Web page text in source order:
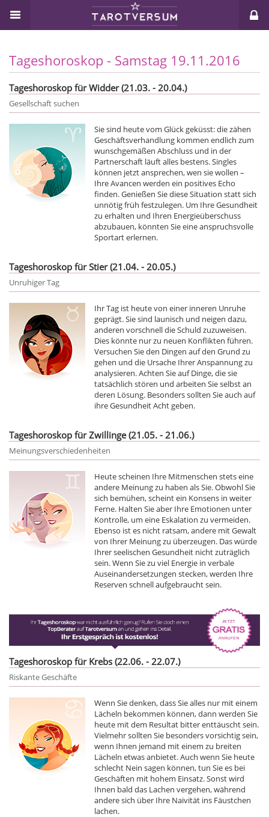
Tageshoroskop - Samstag 19.11.2016
Tageshoroskop für Widder (21.03. - 20.04.)
Gesellschaft suchen
Sie sind heute vom Glück geküsst: die zähen
Geschäftsverhandlung kommen endlich zum
wunschgemäßen Abschluss und in der
Partnerschaft läuft alles bestens. Singles
können jetzt ansprechen, wen sie wollen –
Ihre Avancen werden ein positives Echo
finden. Genießen Sie diese Situation statt sich
unnötig früh festzulegen. Um Ihre Gesundheit
zu erhalten und Ihren Energieüberschuss
abzubauen, könnten Sie eine anspruchsvolle
Sportart erlernen.
Tageshoroskop für Stier (21.04. - 20.05.)
Unruhiger Tag
Ihr Tag ist heute von einer inneren Unruhe
geprägt. Sie sind launisch und neigen dazu,
anderen vorschnell die Schuld zuzuweisen.
Dies könnte nur zu neuen Konflikten führen.
Versuchen Sie den Dingen auf den Grund zu
gehen und die Ursache Ihrer Anspannung zu
analysieren. Achten Sie auf Dinge, die sie
tatsächlich stören und arbeiten Sie selbst an
deren Lösung. Besonders sollten Sie auch auf
ihre Gesundheit Acht geben.
Tageshoroskop für Zwillinge (21.05. - 21.06.)
Meinungsverschiedenheiten
Heute scheinen Ihre Mitmenschen stets eine
andere Meinung zu haben als Sie. Obwohl Sie
sich bemühen, scheint ein Konsens in weiter
Ferne. Halten Sie aber Ihre Emotionen unter
Kontrolle, um eine Eskalation zu vermeiden.
Ebenso ist es nicht ratsam, andere mit Gewalt
von Ihrer Meinung zu überzeugen. Das würde
Ihrer seelischen Gesundheit nicht zuträglich
sein. Wenn Sie zu viel Energie in verbale
Auseinandersetzungen stecken, werden Ihre
Reserven schnell aufgebraucht sein.
Tageshoroskop für Krebs (22.06. - 22.07.)
Riskante Geschäfte
Wenn Sie denken, dass Sie alles nur mit einem
Lächeln bekommen können, dann werden Sie
heute mit dem Resultat bitter enttäuscht sein.
Vielmehr sollten Sie besonders vorsichtig sein,
wenn Ihnen jemand mit einem zu breiten
Lächeln etwas anbietet. Auch wenn Sie heute
schlecht Nein sagen können, tun Sie es bei
Geschäften mit hohem Einsatz. Sonst wird
Ihnen bald das Lachen vergehen, während
andere sich über Ihre Naivität ins Fäustchen
lachen.